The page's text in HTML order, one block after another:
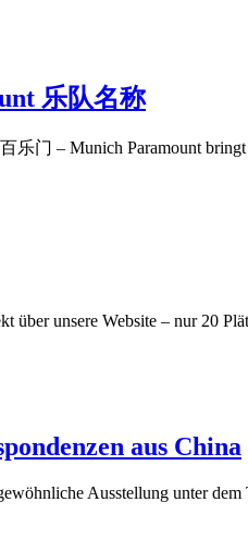
乐队名称
乐门 – Munich Paramount
unsere Website – nur 20
aus China
Ausstellung unter